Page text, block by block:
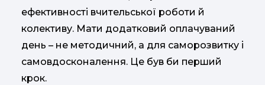
ефективності вчительської роботи й
колективу. Мати додатковий оплачуваний
день – не методичний, а для саморозвитку і
самовдосконалення. Це був би перший
крок.